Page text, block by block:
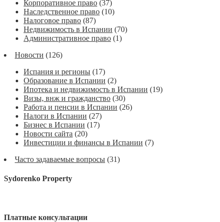
Корпоративное право (37)
Наследственное право (10)
Налоговое право (87)
Недвижимость в Испании (70)
Административное право (1)
Новости (126)
Испания и регионы (17)
Образование в Испании (2)
Ипотека и недвижимость в Испании (19)
Визы, внж и гражданство (30)
Работа и пенсии в Испании (26)
Налоги в Испании (27)
Бизнес в Испании (17)
Новости сайта (20)
Инвестиции и финансы в Испании (7)
Часто задаваемые вопросы (31)
Sydorenko Property
Платные консультации